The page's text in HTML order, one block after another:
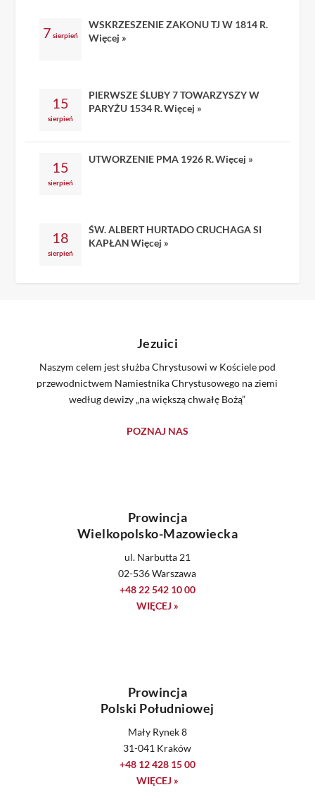
7 sierpień
WSKRZESZENIE ZAKONU TJ W 1814 R.
Więcej »
15
sierpień
PIERWSZE ŚLUBY 7 TOWARZYSZY W
PARYŻU 1534 R.Więcej »
15
sierpień
UTWORZENIE PMA 1926 R.Więcej »
18
sierpień
ŚW. ALBERT HURTADO CRUCHAGA SI
KAPŁAN Więcej »
Jezuici
Naszym celem jest służba Chrystusowi w Kościele pod
przewodnictwem Namiestnika Chrystusowego na ziemi
według dewizy „na większą chwałę Bożą”
POZNAJ NAS
Prowincja
Wielkopolsko-Mazowiecka
ul. Narbutta 21
02-536 Warszawa
+48 22 542 10 00
WIĘCEJ »
Prowincja
Polski Południowej
Mały Rynek 8
31-041 Kraków
+48 12 428 15 00
WIĘCEJ »